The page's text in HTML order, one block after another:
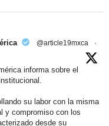
@article19mxca
·
informa sobre el
su labor con la misma
y compromiso con los
desde su